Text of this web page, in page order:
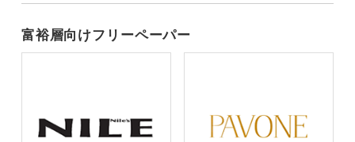
富裕層向けフリーペーパー